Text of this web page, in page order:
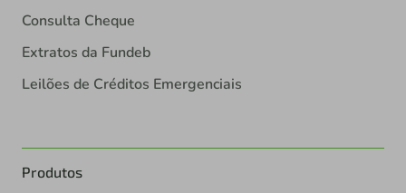
Consulta Cheque
Extratos da Fundeb
Leilões de Créditos Emergenciais
Produtos